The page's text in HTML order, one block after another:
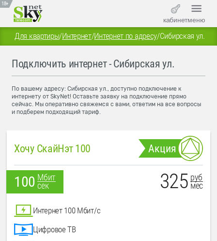
18+
кабинетменю
Для квартиры/Интернет/Интернет по адресу/Сибирская ул.
Подключить интернет - Сибирская ул.
По вашему адресу: Сибирская ул., доступно подключение к
интернету от SkyNet! Оставьте заявку на подключение прямо
сейчас. Мы оперативно свяжемся с вами, ответим на все вопросы
и подберем подходящий тариф.
Хочу СкайНэт 100 Акция
100 Мбит
сек
325 руб
мес
Интернет 100 Мбит/с
Цифровое ТВ